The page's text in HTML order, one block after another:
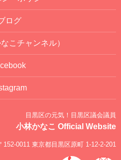
ログ
なこチャンネル）
目黒区の元気！目黒区議会議員
小林かなこ Official Website
152-0011 東京都目黒区原町 1-12-2-201